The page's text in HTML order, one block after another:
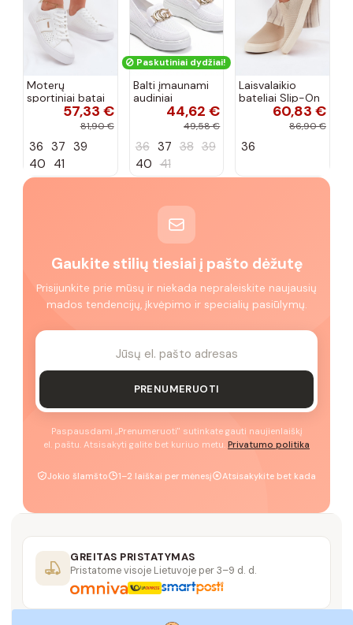
Moterų
sportiniai batai
su ažūro
elementais Big
baltos spalvos
57,33 €
81,90 €
36 37 39
40 41
Paskutiniai dydžiai!
Balti įmaunami
audiniai
sportbačiai su
44,62 €
49,58 €
36 37 38 39
40 41
Laisvalaikio
bateliai Slip-On
Big Star
RR274721 smėlio
60,83 €
86,90 €
36
Gaukite stilių tiesiai į pašto dėžutę
Prisijunkite prie mūsų ir niekada nepraleiskite naujausių
mados tendencijų, įkvėpimo ir specialių pasiūlymų.
PRENUMERUOTI
Paspausdami „Prenumeruoti" sutinkate gauti naujienlaiškį
el. paštu. Atsisakyti galite bet kuriuo metu. Privatumo politika
Jokio šlamšto 1–2 laiškai per mėnesį Atsisakykite bet kada
GREITAS PRISTATYMAS
Pristatome visoje Lietuvoje per 3–9 d. d.